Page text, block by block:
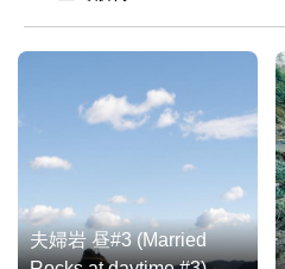
夫婦岩 昼#3 (Married